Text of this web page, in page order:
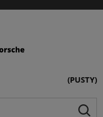
(PUSTY)